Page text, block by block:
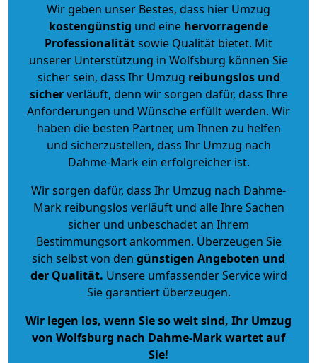
Wir geben unser Bestes, dass hier Umzug
kostengünstig und eine hervorragende
Professionalitätsowie Qualität bietet. Mit
unserer Unterstützung in Wolfsburg können Sie
sicher sein, dass Ihr Umzug reibungslos und
sicherverläuft, denn wir sorgen dafür, dass Ihre
Anforderungen und Wünsche erfüllt werden. Wir
haben die besten Partner, um Ihnen zu helfen
und sicherzustellen, dass Ihr Umzug nach
Dahme-Mark ein erfolgreicher ist.
Wir sorgen dafür, dass Ihr Umzug nach Dahme-
Mark reibungslos verläuft und alle Ihre Sachen
sicher und unbeschadet an Ihrem
Bestimmungsort ankommen. Überzeugen Sie
sich selbst von den günstigen Angeboten und
der Qualität. Unsere umfassender Service wird
Sie garantiert überzeugen.
Wir legen los, wenn Sie so weit sind, Ihr Umzug
von Wolfsburg nach Dahme-Mark wartet auf
Sie!